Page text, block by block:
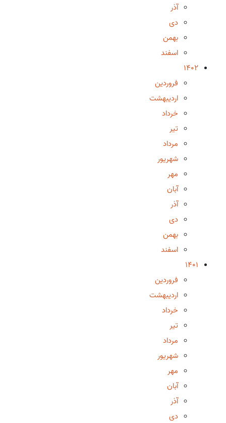
آذر
دی
بهمن
اسفند
1402
فروردین
اردیبهشت
خرداد
تیر
مرداد
شهریور
مهر
آبان
آذر
دی
بهمن
اسفند
1401
فروردین
اردیبهشت
خرداد
تیر
مرداد
شهریور
مهر
آبان
آذر
دی